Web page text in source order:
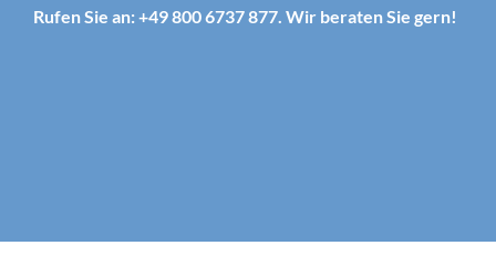
Rufen Sie an: +49 800 6737 877. Wir beraten Sie gern!